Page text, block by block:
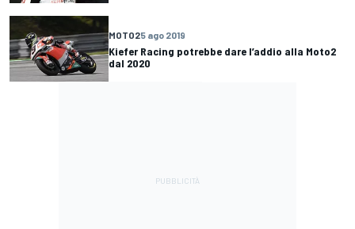
MOTO25 ago 2019
Kiefer Racing potrebbe dare l’addio alla Moto2
dal 2020